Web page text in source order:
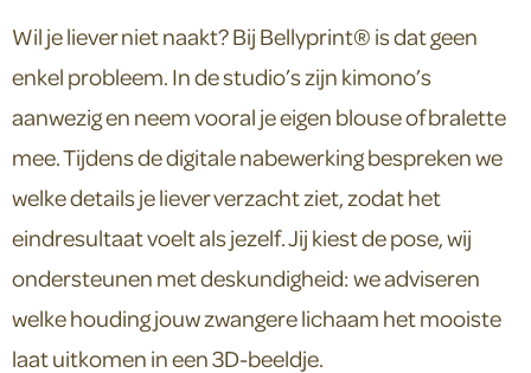
Wil je liever niet naakt? Bij Bellyprint® is dat geen
enkel probleem. In de studio’s zijn kimono’s
aanwezig en neem vooral je eigen blouse of bralette
mee. Tijdens de digitale nabewerking bespreken we
welke details je liever verzacht ziet, zodat het
eindresultaat voelt als jezelf. Jij kiest de pose, wij
ondersteunen met deskundigheid: we adviseren
welke houding jouw zwangere lichaam het mooiste
laat uitkomen in een 3D-beeldje.